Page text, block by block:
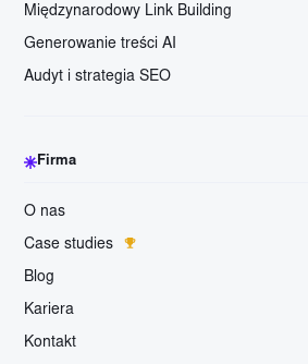
Międzynarodowy Link Building
Generowanie treści AI
Audyt i strategia SEO
Firma
O nas
Case studies
Blog
Kariera
Kontakt